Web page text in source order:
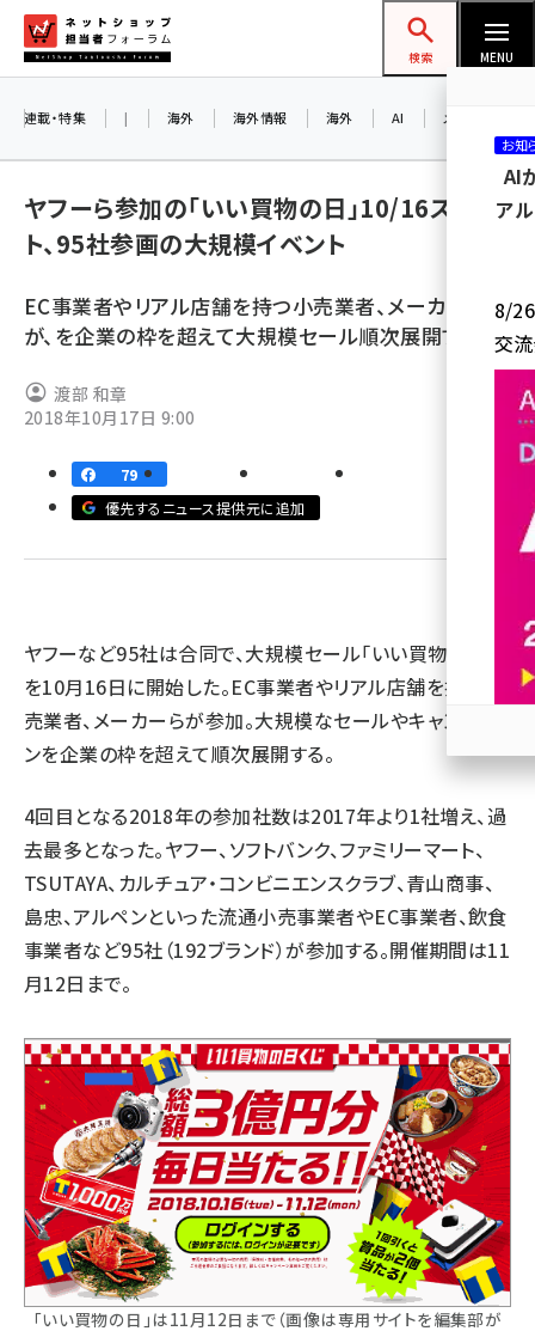
ン
ネットショップ担当者フォーラム
検索 MENU
yahoo (1908)
ecbeing (1211)
base (1083)
連載・特集 | 海外 海外情報 海外 AI メタバース
ヤフーら参加の「いい買物の日」10/16スター
ト、95社参画の大規模イベント
EC事業者やリアル店舗を持つ小売業者、メーカーら
が、を企業の枠を超えて大規模セール順次展開する
渡部 和章
2018年10月17日 9:00
79
優先するニュース提供元に追加
ヤフーなど95社は合同で、大規模セール「いい買物の日」
を10月16日に開始した。EC事業者やリアル店舗を持つ小
売業者、メーカーらが参加。大規模なセールやキャンペー
ンを企業の枠を超えて順次展開する。
4回目となる2018年の参加社数は2017年より1社増え、過
去最多となった。ヤフー、ソフトバンク、ファミリーマート、
TSUTAYA、カルチュア・コンビニエンスクラブ、青山商事、
島忠、アルペンといった流通小売事業者やEC事業者、飲食
事業者など95社（192ブランド）が参加する。開催期間は11
月12日まで。
「いい買物の日」は11月12日まで（画像は専用サイトを編集部が
お知
AI
ア
8/26
交
参